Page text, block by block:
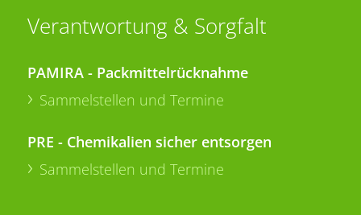
Verantwortung & Sorgfalt
PAMIRA - Packmittelrücknahme
Sammelstellen und Termine
PRE - Chemikalien sicher entsorgen
Sammelstellen und Termine